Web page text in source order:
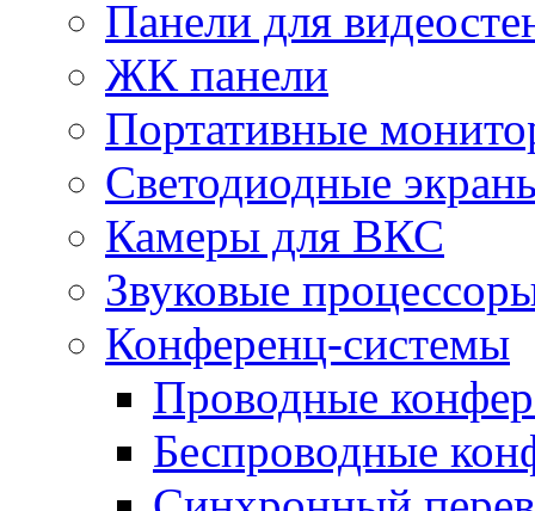
Панели для
ЖК панели
Портативные
Светодиодные
Камеры для ВКС
Звуковые
Конференц-системы
Проводные
Беспроводные